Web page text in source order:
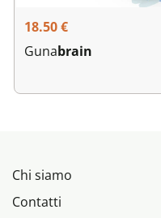
18.50€
Gunabrain
Chi siamo
Contatti